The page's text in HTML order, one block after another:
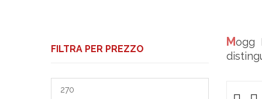
FILTRA PER PREZZO
Mogg E’ un marchio che ha conquistato il cuore degli appassionati di arredo di design. L’azienda si